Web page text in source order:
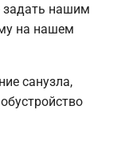
задать нашим
на нашем
санузла,